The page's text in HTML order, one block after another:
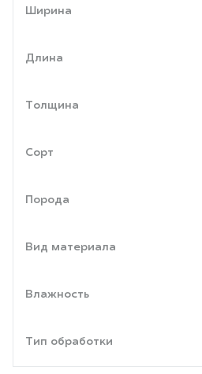
Ширина
Длина
Толщина
Сорт
Порода
Вид материала
Влажность
Тип обработки